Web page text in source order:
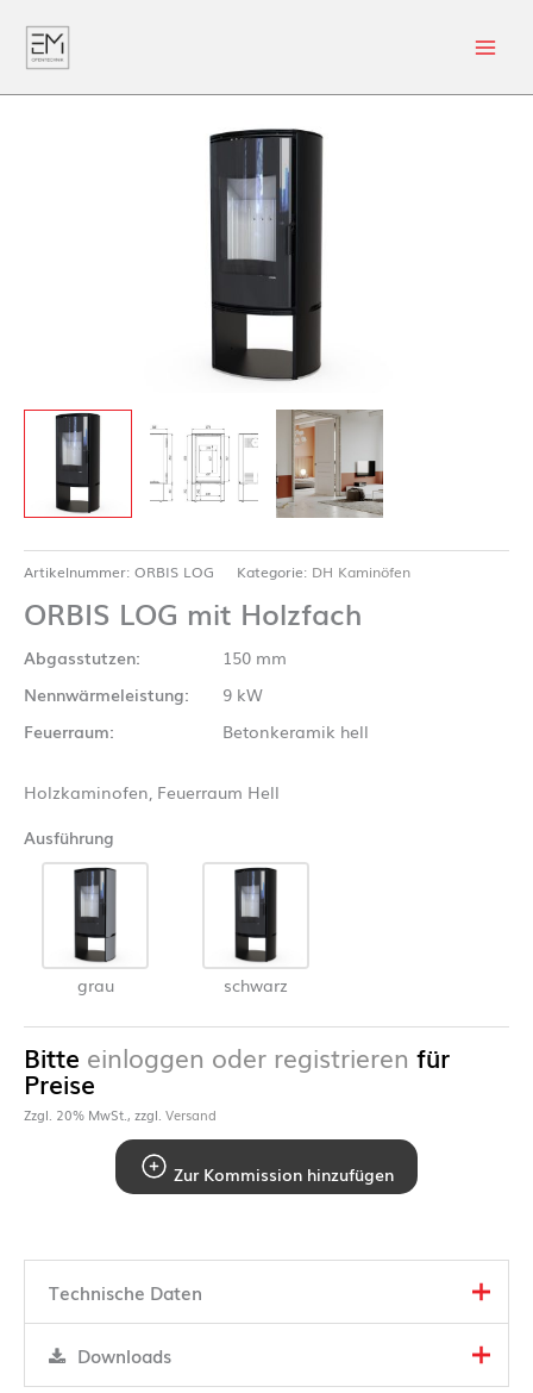
Artikelnummer: ORBIS LOG Kategorie: DH Kaminöfen
ORBIS LOG mit Holzfach
Abgasstutzen:
150 mm
Nennwärmeleistung:
9 kW
Feuerraum:
Betonkeramik hell
Holzkaminofen, Feuerraum Hell
Ausführung
grau schwarz
Bitte einloggen oder registrieren für
Preise
Zzgl. 20% MwSt., zzgl. Versand
Zur Kommission hinzufügen
Technische Daten
Downloads